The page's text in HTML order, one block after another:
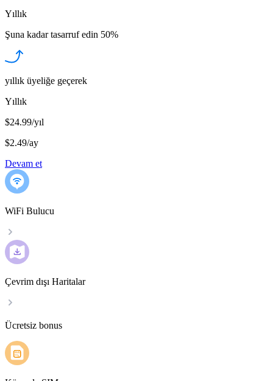
Yıllık
Şuna kadar tasarruf edin 50%
yıllık üyeliğe geçerek
Yıllık
$24.99/yıl
$2.49/ay
Devam et
WiFi Bulucu
Çevrim dışı Haritalar
Ücretsiz bonus